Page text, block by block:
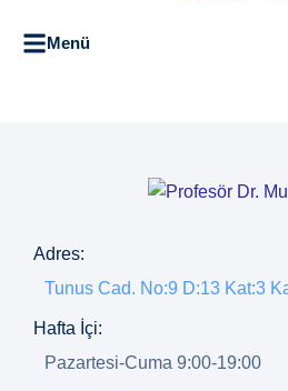
Menü
Adres:
Tunus Cad. No:9 D:13 Kat:3
Hafta İçi:
Pazartesi-Cuma 9:00-19:00